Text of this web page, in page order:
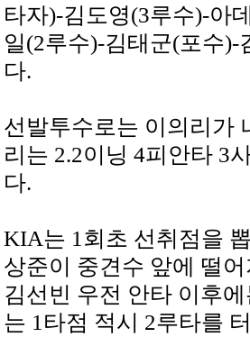
타자)-김도영(3루수)-아
일(2루수)-김태군(포수
다.
선발투수로는 이의리가
리는 2.2이닝 4피안타 3
다.
KIA는 1회초 선취점을
상준이 중견수 앞에 떨
김선빈 우전 안타 이후
는 1타점 적시 2루타를